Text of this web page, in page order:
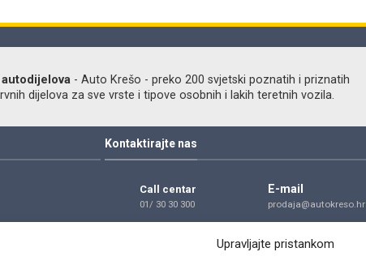
Upravljajte pristankom
- Auto Krešo - preko 200 svjetski poznatih i priznatih
dijelova za sve vrste i tipove osobnih i lakih teretnih vozila.
Kontaktirajte nas
Call centar
01/ 30 30 300
E-mail
prodaja@autokreso.hr
Dragutina Golika 14,
Zagreb